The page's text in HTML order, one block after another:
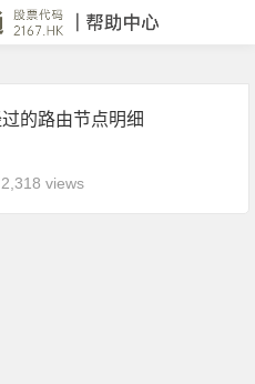
的路由节点明细
2,318 views